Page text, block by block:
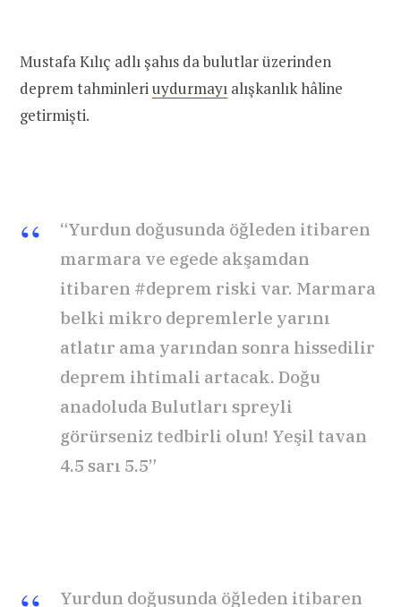
Mustafa Kılıç adlı şahıs da bulutlar üzerinden
deprem tahminleri uydurmayı alışkanlık hâline
getirmişti.
“Yurdun doğusunda öğleden itibaren
marmara ve egede akşamdan
itibaren #deprem riski var. Marmara
belki mikro depremlerle yarını
atlatır ama yarından sonra hissedilir
deprem ihtimali artacak. Doğu
anadoluda Bulutları spreyli
görürseniz tedbirli olun! Yeşil tavan
4.5 sarı 5.5”
Yurdun doğusunda öğleden itibaren